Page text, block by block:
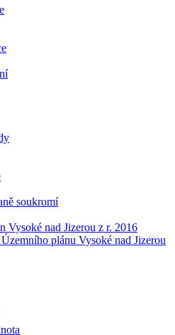
soukromí
Vysoké nad Jizerou z r. 2016
plánu Vysoké nad Jizerou